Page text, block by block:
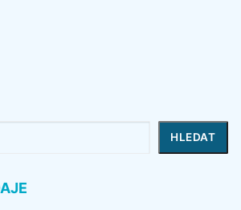
HLEDAT